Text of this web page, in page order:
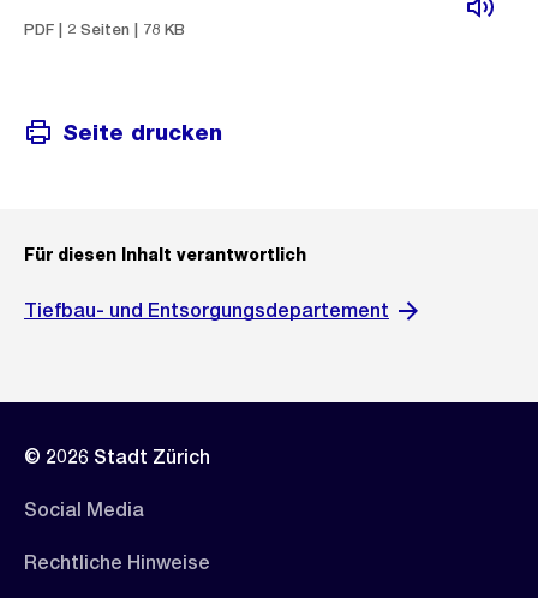
PDF | 2 Seiten | 78 KB
Seite drucken
Für diesen Inhalt verantwortlich
Tiefbau- und Entsorgungsdepartement
© 2026 Stadt Zürich
Social Media
Rechtliche Hinweise